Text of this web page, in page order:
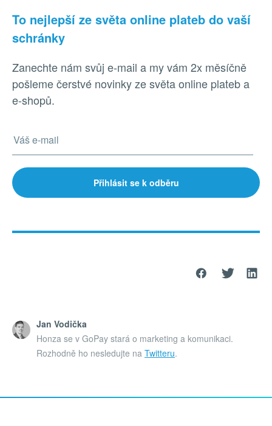
To nejlepší ze světa online plateb do vaší
schránky
Zanechte nám svůj e-mail a my vám 2x měsíčně
pošleme čerstvé novinky ze světa online plateb a
e-shopů.
Jan Vodička
Honza se v GoPay stará o marketing a komunikaci.
Rozhodně ho nesledujte na Twitteru.